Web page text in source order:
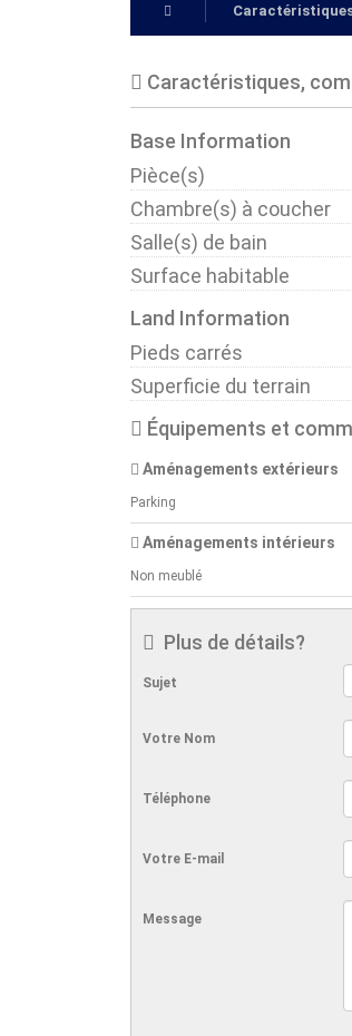
Caractéristiques,
Base Information
Pièce(s)
Chambre(s) à coucher
Salle(s) de bain
Surface habitable
Land Information
Pieds carrés
Superficie du terrain
Équipements et
Aménagements extérieurs
Parking
Aménagements intérieurs
Non meublé
Plus de détails?
Sujet
Votre Nom
Téléphone
Votre E-mail
Message